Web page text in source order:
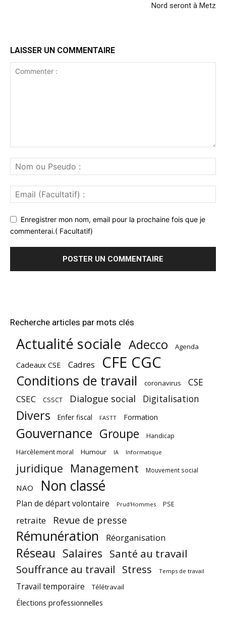
Nord seront à Metz
LAISSER UN COMMENTAIRE
Enregistrer mon nom, email pour la prochaine fois que je
commenterai.( Facultatif)
Recherche articles par mots clés
Actualité sociale Adecco Agenda
Cadeaux CSE Cadres CFE CGC
Conditions de travail coronavirus CSE
CSEC CSSCT Dialogue social Digitalisation
Divers Enfer fiscal FASTT Formation
Gouvernance Groupe Handicap
Harcèlement moral Humour IA Informatique
juridique Management Mouvement social
NAO Non classé
Plan de départ volontaire Prud'Hommes PSE
retraite Revue de presse
Rémunération Réorganisation
Réseau Salaires Santé au travail
Souffrance au travail Stress Temps de travail
Travail temporaire Télétravail
Élections professionnelles